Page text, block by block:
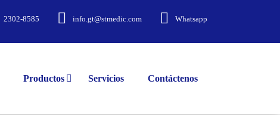
2302-8585 info.gt@stmedic.com Whatsapp
Productos Servicios Contáctenos